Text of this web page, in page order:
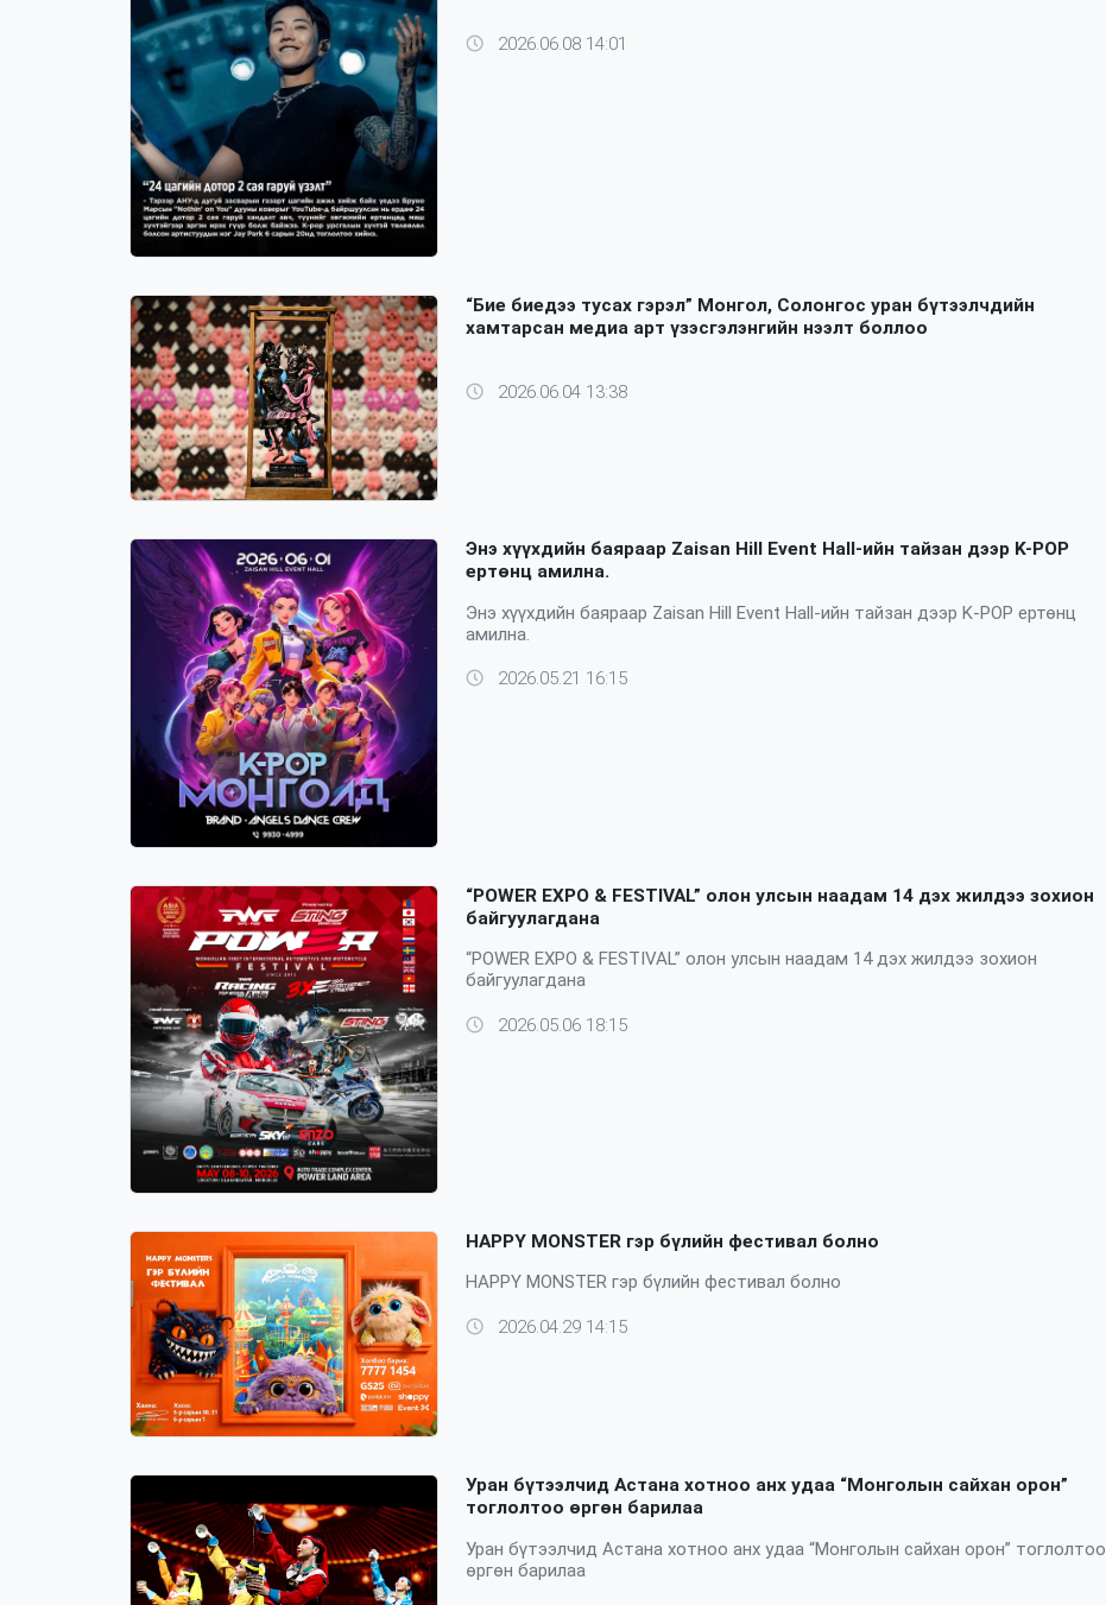
2026.06.08 14:01
“Бие биедээ тусах гэрэл” Монгол, Солонгос уран бүтээлчдийн
хамтарсан медиа арт үзэсгэлэнгийн нээлт боллоо
2026.06.04 13:38
Энэ хүүхдийн баяраар Zaisan Hill Event Hall-ийн тайзан дээр K-POP
ертөнц амилна.
Энэ хүүхдийн баяраар Zaisan Hill Event Hall-ийн тайзан дээр K-POP ертөнц
амилна.
2026.05.21 16:15
“POWER EXPO & FESTIVAL” олон улсын наадам 14 дэх жилдээ зохион
байгуулагдана
“POWER EXPO & FESTIVAL” олон улсын наадам 14 дэх жилдээ зохион
байгуулагдана
2026.05.06 18:15
HAPPY MONSTER гэр бүлийн фестивал болно
HAPPY MONSTER гэр бүлийн фестивал болно
2026.04.29 14:15
Уран бүтээлчид Астана хотноо анх удаа “Монголын сайхан орон”
тоглолтоо өргөн барилаа
Уран бүтээлчид Астана хотноо анх удаа “Монголын сайхан орон” тоглолтоо
өргөн барилаа